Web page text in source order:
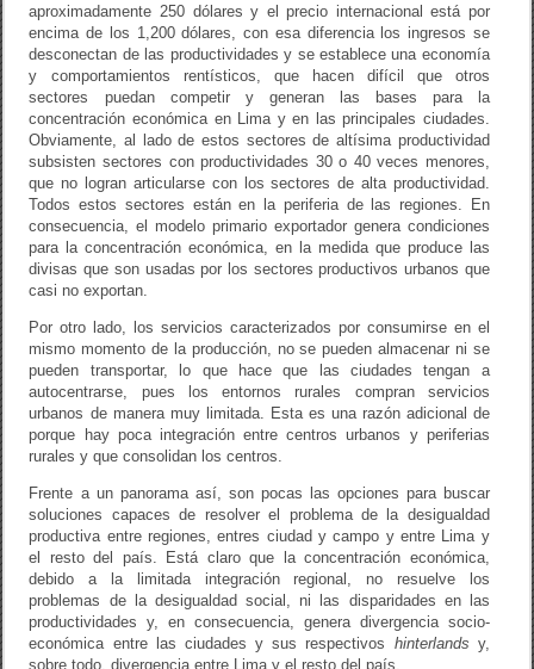
aproximadamente 250 dólares y el precio internacional está por
encima de los 1,200 dólares, con esa diferencia los ingresos se
desconectan de las productividades y se establece una economía
y comportamientos rentísticos, que hacen difícil que otros
sectores puedan competir y generan las bases para la
concentración económica en Lima y en las principales ciudades.
Obviamente, al lado de estos sectores de altísima productividad
subsisten sectores con productividades 30 o 40 veces menores,
que no logran articularse con los sectores de alta productividad.
Todos estos sectores están en la periferia de las regiones. En
consecuencia, el modelo primario exportador genera condiciones
para la concentración económica, en la medida que produce las
divisas que son usadas por los sectores productivos urbanos que
casi no exportan.
Por otro lado, los servicios caracterizados por consumirse en el
mismo momento de la producción, no se pueden almacenar ni se
pueden transportar, lo que hace que las ciudades tengan a
autocentrarse, pues los entornos rurales compran servicios
urbanos de manera muy limitada. Esta es una razón adicional de
porque hay poca integración entre centros urbanos y periferias
rurales y que consolidan los centros.
Frente a un panorama así, son pocas las opciones para buscar
soluciones capaces de resolver el problema de la desigualdad
productiva entre regiones, entres ciudad y campo y entre Lima y
el resto del país. Está claro que la concentración económica,
debido a la limitada integración regional, no resuelve los
problemas de la desigualdad social, ni las disparidades en las
productividades y, en consecuencia, genera divergencia socio-
económica entre las ciudades y sus respectivos hinterlands y,
sobre todo, divergencia entre Lima y el resto del país.